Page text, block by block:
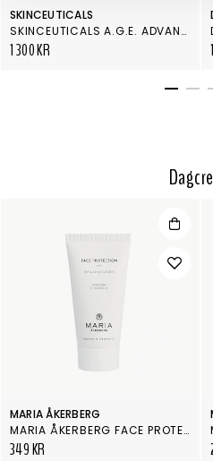
SKINCEUTICALS
SKINCEUTICALS A.G.E. ADVANCED EYE
1 300 KR
MARIA ÅKERBERG
MARIA ÅKERBERG FACE PROTECTION 50 ML
349 KR